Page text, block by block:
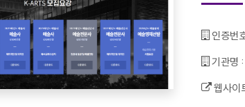
인증번
기관명 :
웹사이